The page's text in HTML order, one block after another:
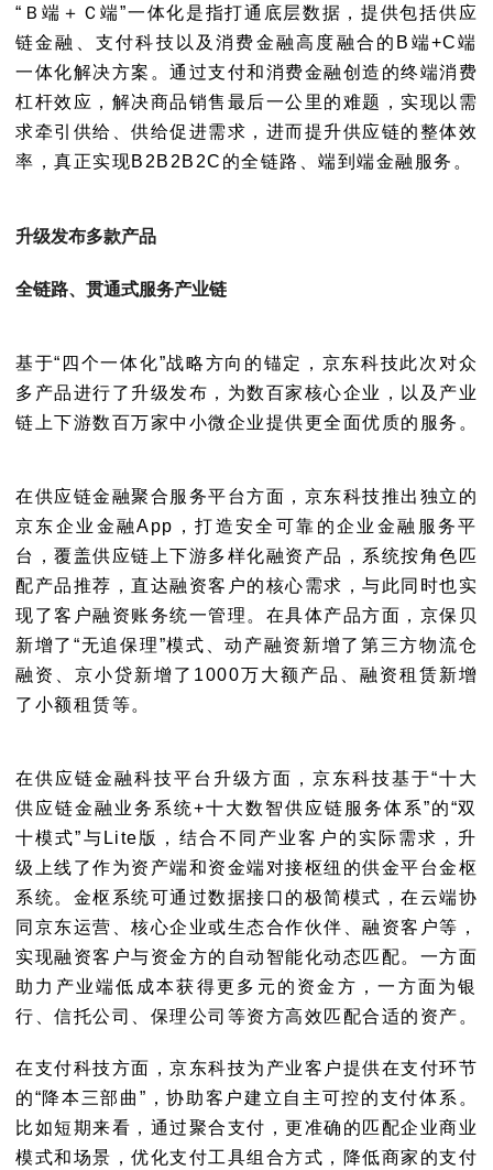
“Ｂ端＋Ｃ端”一体化是指打通底层数据，提供包括供应
链金融、支付科技以及消费金融高度融合的B端+C端
一体化解决方案。通过支付和消费金融创造的终端消费
杠杆效应，解决商品销售最后一公里的难题，实现以需
求牵引供给、供给促进需求，进而提升供应链的整体效
率，真正实现B2B2B2C的全链路、端到端金融服务。
升级发布多款产品
全链路、贯通式服务产业链
基于“四个一体化”战略方向的锚定，京东科技此次对众
多产品进行了升级发布，为数百家核心企业，以及产业
链上下游数百万家中小微企业提供更全面优质的服务。
在供应链金融聚合服务平台方面 ，京东科技推出独立的
京东企业金融App，打造安全可靠的企业金融服务平
台，覆盖供应链上下游多样化融资产品，系统按角色匹
配产品推荐，直达融资客户的核心需求，与此同时也实
现了客户融资账务统一管理。在具体产品方面，京保贝
新增了“无追保理”模式、动产融资新增了第三方物流仓
融资、京小贷新增了1000万大额产品、融资租赁新增
了小额租赁等。
在供应链金融科技平台升级方面 ，京东科技基于“十大
供应链金融业务系统+十大数智供应链服务体系”的“双
十模式”与Lite版，结合不同产业客户的实际需求，升
级上线了作为资产端和资金端对接枢纽的供金平台金枢
系统。金枢系统可通过数据接口的极简模式，在云端协
同京东运营、核心企业或生态合作伙伴、融资客户等，
实现融资客户与资金方的自动智能化动态匹配。一方面
助力产业端低成本获得更多元的资金方，一方面为银
行、信托公司、保理公司等资方高效匹配合适的资产。
在支付科技方面 ，京东科技为产业客户提供在支付环节
的“降本三部曲”，协助客户建立自主可控的支付体系。
比如短期来看，通过聚合支付，更准确的匹配企业商业
模式和场景，优化支付工具组合方式，降低商家的支付